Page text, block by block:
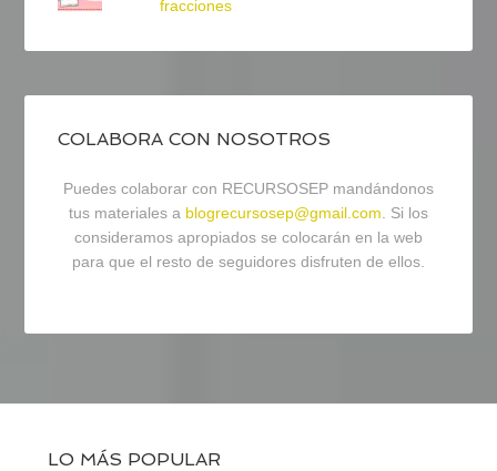
fracciones
COLABORA CON NOSOTROS
Puedes colaborar con RECURSOSEP mandándonos
tus materiales a blogrecursosep@gmail.com. Si los
consideramos apropiados se colocarán en la web
para que el resto de seguidores disfruten de ellos.
LO MÁS POPULAR